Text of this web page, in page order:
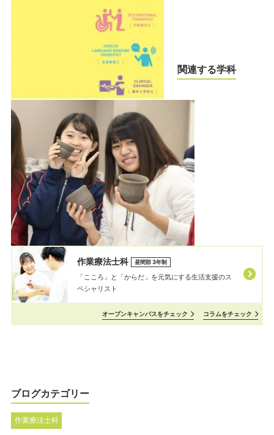
関連する学科
作業療法士科 昼間部 3年制
「こころ」と「からだ」を元気にする⽣活⽀援のス
ペシャリスト
オープンキャンパスをチェック コラムをチェック
ブログカテゴリー
作業療法士科